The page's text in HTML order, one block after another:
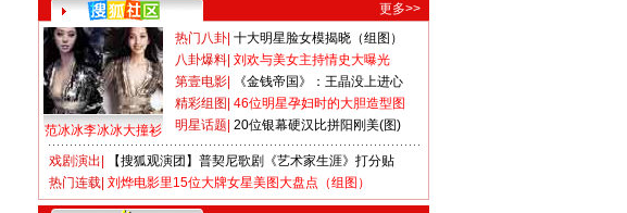
更多>>
范冰冰李冰冰大撞衫
热门八卦 十大明星脸女模揭晓（组图）
八卦爆料 刘欢与美女主持情史大曝光
第壹电影
《金钱帝国》：王晶没上进心
精彩组图 46位明星孕妇时的大胆造型图
明星话题 20位银幕硬汉比拼阳刚美(图)
戏剧演出
【搜狐观演团】普契尼歌剧《艺术家生涯》打分贴
热门连载 刘烨电影里15位大牌女星美图大盘点（组图）